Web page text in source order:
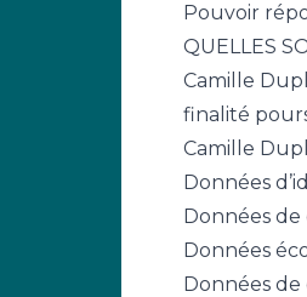
Pouvoir
QUELLES
Camille
finalité
Camille
Données
Données
Données
Données de